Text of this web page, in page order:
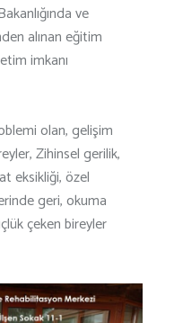
ve
alınan eğitim
imkanı
olan, gelişim
Zihinsel gerilik,
eksikliği, özel
geri, okuma
çeken bireyler